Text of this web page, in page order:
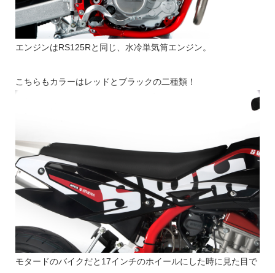
エンジンはRS125Rと同じ、水冷単気筒エンジン。
こちらもカラーはレッドとブラックの二種類！
モタードのバイクだと17インチのホイールにした時に見た目で